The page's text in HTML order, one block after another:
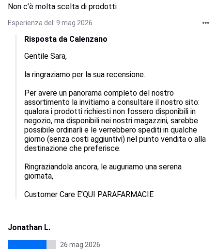
Non c’è molta scelta di prodotti
Esperienza del: 9 mag 2026
Risposta da Calenzano
Gentile Sara,
la ringraziamo per la sua recensione.
Per avere un panorama completo del nostro
assortimento la invitiamo a consultare il nostro sito:
qualora i prodotti richiesti non fossero disponibili in
negozio, ma disponibili nei nostri magazzini, sarebbe
possibile ordinarli e le verrebbero spediti in qualche
giorno (senza costi aggiuntivi) nel punto vendita o alla
destinazione che preferisce.
Ringraziandola ancora, le auguriamo una serena
giornata,
Customer Care E’QUI PARAFARMACIE
Jonathan L.
26 mag 2026